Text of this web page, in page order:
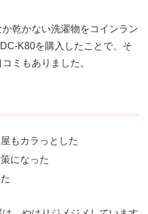
乾かない洗濯物をコインラン
K80を購入したことで、そ
ミもありました。
もカラっとした
になった